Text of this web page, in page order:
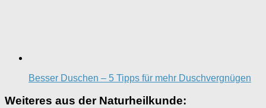
Besser Duschen – 5 Tipps für mehr Duschvergnügen
Weiteres aus der Naturheilkunde: